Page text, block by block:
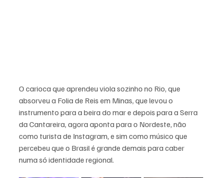
O carioca que aprendeu viola sozinho no Rio, que
absorveu a Folia de Reis em Minas, que levou o
instrumento para a beira do mar e depois para a Serra
da Cantareira, agora aponta para o Nordeste, não
como turista de Instagram, e sim como músico que
percebeu que o Brasil é grande demais para caber
numa só identidade regional.